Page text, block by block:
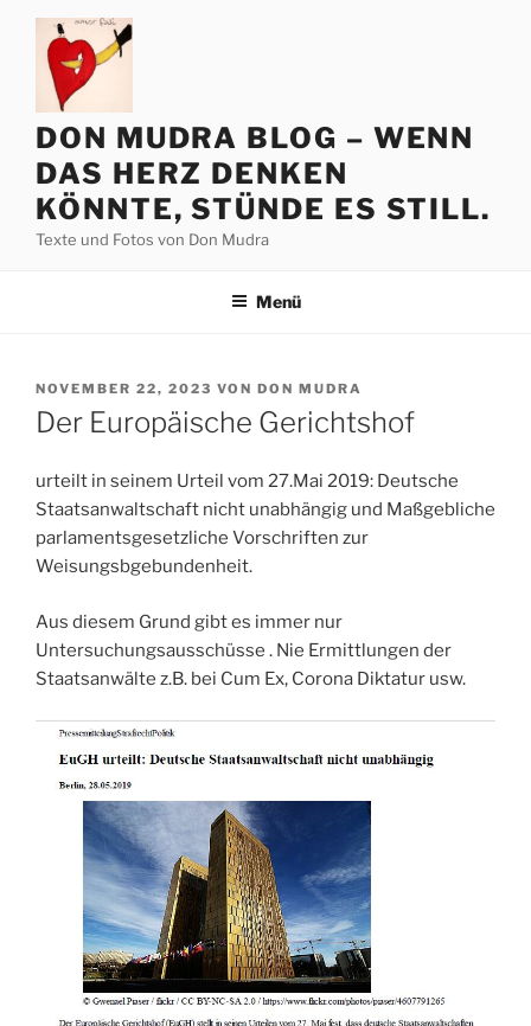
Zum
springen
DON MUDRA BLOG – WENN
DAS HERZ DENKEN
KÖNNTE, STÜNDE ES STILL.
Texte und Fotos von Don Mudra
Menü
VERÖFFENTLICHT
AM
NOVEMBER 22, 2023 VON DON MUDRA
Der Europäische Gerichtshof
urteilt in seinem Urteil vom 27.Mai 2019: Deutsche
Staatsanwaltschaft nicht unabhängig und Maßgebliche
parlamentsgesetzliche Vorschriften zur
Weisungsbgebundenheit.
Aus diesem Grund gibt es immer nur
Untersuchungsausschüsse . Nie Ermittlungen der
Staatsanwälte z.B. bei Cum Ex, Corona Diktatur usw.